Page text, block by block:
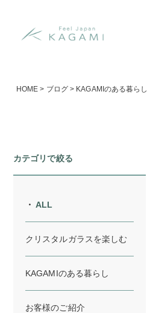
HOME > ブログ> KAGAMIのある暮らし
カテゴリで絞る
ALL
クリスタルガラスを楽しむ
KAGAMIのある暮らし
お客様のご紹介